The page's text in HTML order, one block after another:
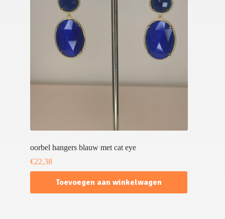
oorbel hangers blauw met cat eye
€22,38
Toevoegen aan winkelwagen